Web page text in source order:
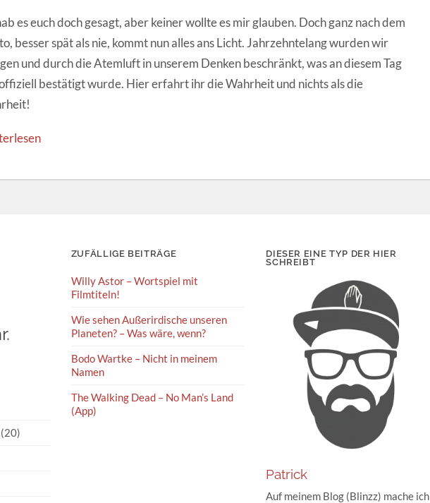
es euch doch gesagt, aber keiner wollte es mir glauben. Doch ganz nach dem
besser spät als nie, kommt nun alles ans Licht. Jahrzehntelang wurden wir
und durch die Atemluft in unserem Denken beschränkt, was an diesem Tag
bestätigt wurde. Hier erfahrt ihr die Wahrheit und nichts als die
ZUFÄLLIGE BEITRÄGE
Willy Astor – Wortspiel mit
Filmtiteln!
Wie sehen Außerirdische unseren
Planeten? – Was wäre, wenn?
Bodo Wartke – Nicht in meinem
Namen
The Walking Dead – No Man’s Land
(App)
DIESER EINE TYP DER HIER
SCHREIBT
Patrick
Auf meinem Blog (Blinzz) mache ich